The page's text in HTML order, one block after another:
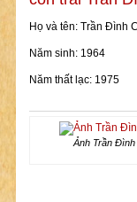
Họ và tên: Trần Đình
Năm sinh: 1964
Năm thất lạc: 1975
Ảnh Trần